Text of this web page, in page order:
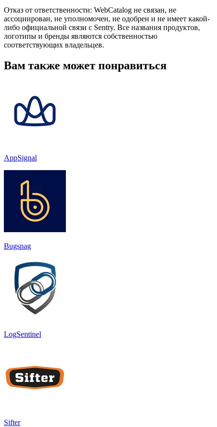
Отказ от ответственности: WebCatalog не связан, не
ассоциирован, не уполномочен, не одобрен и не имеет какой-
либо официальной связи с Sentry. Все названия продуктов,
логотипы и бренды являются собственностью
соответствующих владельцев.
Вам также может понравиться
AppSignal
Bugsnag
LogSentinel
Sifter